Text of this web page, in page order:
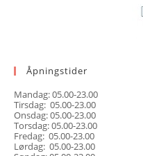
Åpningstider
Mandag: 05.00-23.00
Tirsdag: 05.00-23.00
Onsdag: 05.00-23.00
Torsdag: 05.00-23.00
Fredag: 05.00-23.00
Lørdag: 05.00-23.00